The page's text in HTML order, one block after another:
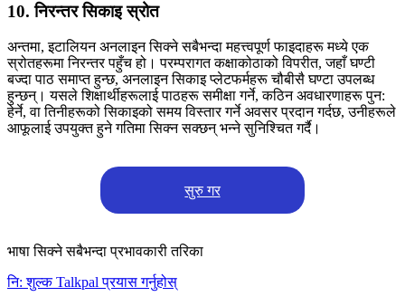
10. निरन्तर सिकाइ स्रोत
अन्तमा, इटालियन अनलाइन सिक्ने सबैभन्दा महत्त्वपूर्ण फाइदाहरू मध्ये एक
स्रोतहरूमा निरन्तर पहुँच हो। परम्परागत कक्षाकोठाको विपरीत, जहाँ घण्टी
बज्दा पाठ समाप्त हुन्छ, अनलाइन सिकाइ प्लेटफर्महरू चौबीसै घण्टा उपलब्ध
हुन्छन्। यसले शिक्षार्थीहरूलाई पाठहरू समीक्षा गर्ने, कठिन अवधारणाहरू पुन:
हेर्ने, वा तिनीहरूको सिकाइको समय विस्तार गर्ने अवसर प्रदान गर्दछ, उनीहरूले
आफूलाई उपयुक्त हुने गतिमा सिक्न सक्छन् भन्ने सुनिश्चित गर्दै।
सुरु गर
भाषा सिक्ने सबैभन्दा प्रभावकारी तरिका
नि: शुल्क Talkpal प्रयास गर्नुहोस्